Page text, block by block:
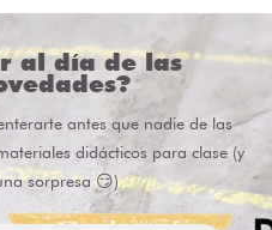
al día de las
antes que nadie de las
didácticos para clase (y
sorpresa 😏)